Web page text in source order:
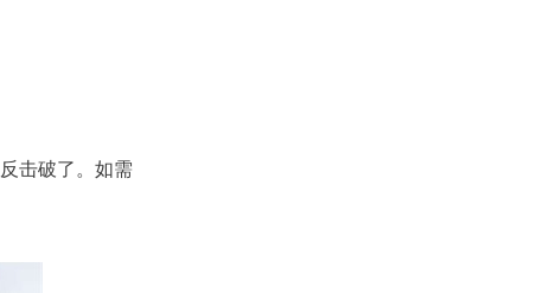
击破了。如需